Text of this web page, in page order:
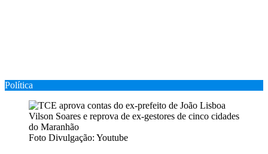
Política
Foto Divulgação: Youtube